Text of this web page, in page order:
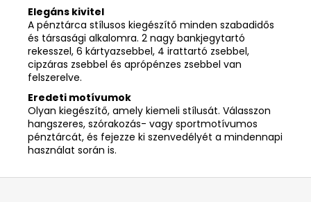
Elegáns kivitel
A pénztárca stílusos kiegészítő minden szabadidős
és társasági alkalomra. 2 nagy bankjegytartó
rekesszel, 6 kártyazsebbel, 4 irattartó zsebbel,
cipzáras zsebbel és aprópénzes zsebbel van
felszerelve.
Eredeti motívumok
Olyan kiegészítő, amely kiemeli stílusát. Válasszon
hangszeres, szórakozás- vagy sportmotívumos
pénztárcát, és fejezze ki szenvedélyét a mindennapi
használat során is.